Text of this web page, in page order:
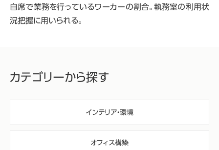
自席で業務を行っているワーカーの割合。執務室の利用状
況把握に用いられる。
カテゴリーから探す
インテリア・環境
オフィス構築